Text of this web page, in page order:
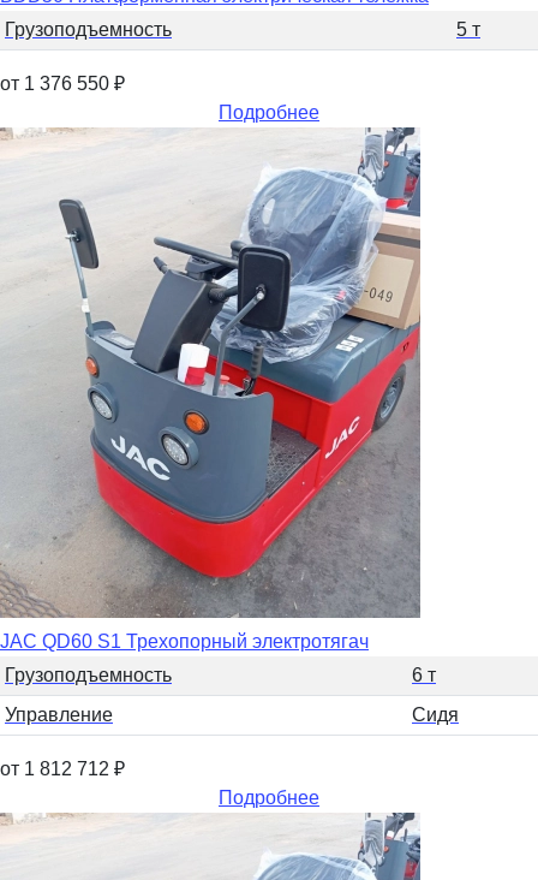
Грузоподъемность
5 т
от 1 376 550 ₽
Подробнее
JAC QD60 S1 Трехопорный электротягач
Грузоподъемность
6 т
Управление
Сидя
от 1 812 712 ₽
Подробнее